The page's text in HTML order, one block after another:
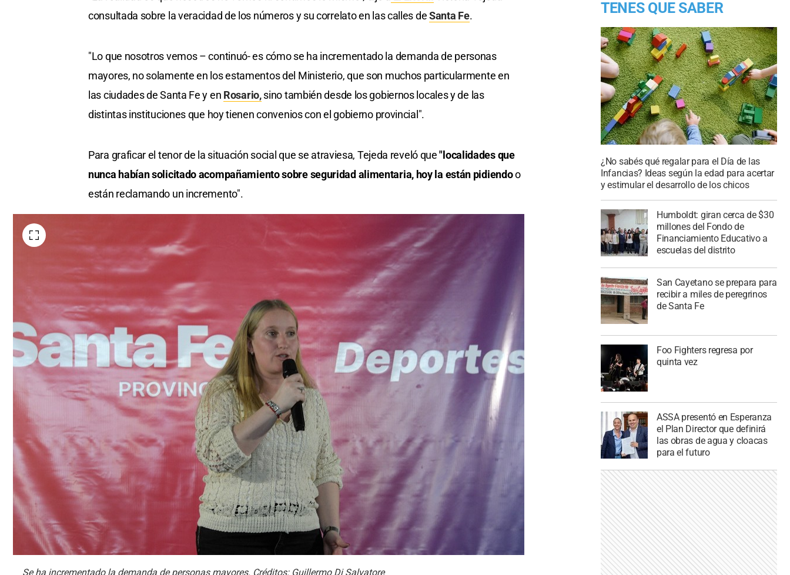
consultada sobre la veracidad de los números y su correlato en las calles deSanta Fe.
"Lo que nosotros vemos – continuó- es cómo se ha incrementado la demanda de personas
mayores, no solamente en los estamentos del Ministerio, que son muchos particularmente en
las ciudades de Santa Fe y en Rosario,sino también desde los gobiernos locales y de las
distintas instituciones que hoy tienen convenios con el gobierno provincial".
Para graficar el tenor de la situación social que se atraviesa, Tejeda reveló que"localidades que
nunca habían solicitado acompañamiento sobre seguridad alimentaria, hoy la están pidiendoo
están reclamando un incremento".
Se ha incrementado la demanda de personas mayores. Créditos: Guillermo Di Salvatore
TENES QUE SABER
¿No sabés qué regalar para el Día de las
Infancias? Ideas según la edad para acertar
y estimular el desarrollo de los chicos
Humboldt: giran cerca de $30
millones del Fondo de
Financiamiento Educativo a
escuelas del distrito
San Cayetano se prepara para
recibir a miles de peregrinos
de Santa Fe
Foo Fighters regresa por
quinta vez
ASSA presentó en Esperanza
el Plan Director que definirá
las obras de agua y cloacas
para el futuro